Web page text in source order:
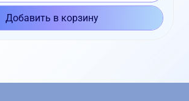
Добавить в корзину